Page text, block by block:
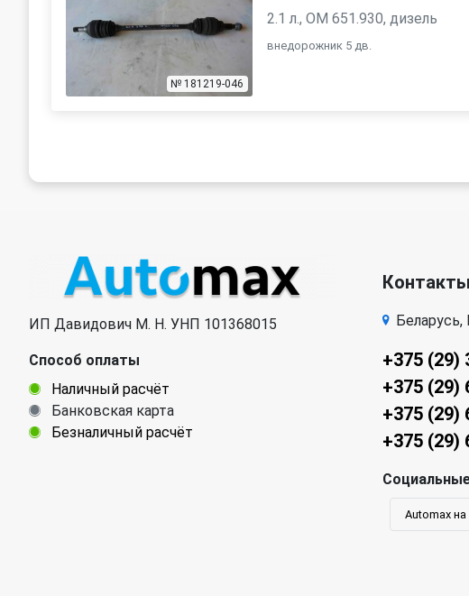
№ 181219-046
2.1 л., OM 651.930, дизель
внедорожник 5 дв.
ИП Давидович М. Н. УНП 101368015
Способ оплаты
Наличный расчёт
Банковская карта
Безналичный расчёт
Контакты
+375 (29)
+375 (29)
+375 (29)
+375 (29)
Automax на